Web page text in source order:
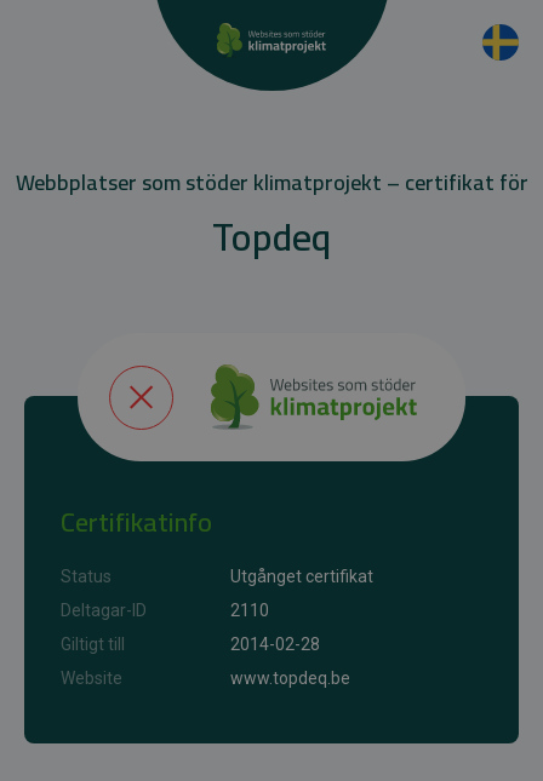
Webbplatser som stöder klimatprojekt – certifikat för
Topdeq
Certifikatinfo
Status
Utgånget certifikat
Deltagar-ID
2110
Giltigt till
2014-02-28
Website
www.topdeq.be